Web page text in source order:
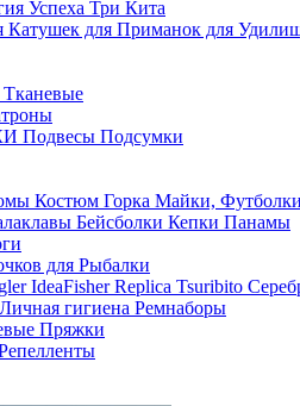
Успеха Три Кита
Катушек для Приманок для
Тканевые
Подвесы Подсумки
Костюм Горка Майки, Футболки
Бейсболки Кепки Панамы
для Рыбалки
IdeaFisherReplica Tsuribito
Личная гигиена Ремнаборы
Пряжки